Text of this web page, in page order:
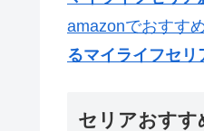
amazonでおすす
るマイライフセ
セリアおすす